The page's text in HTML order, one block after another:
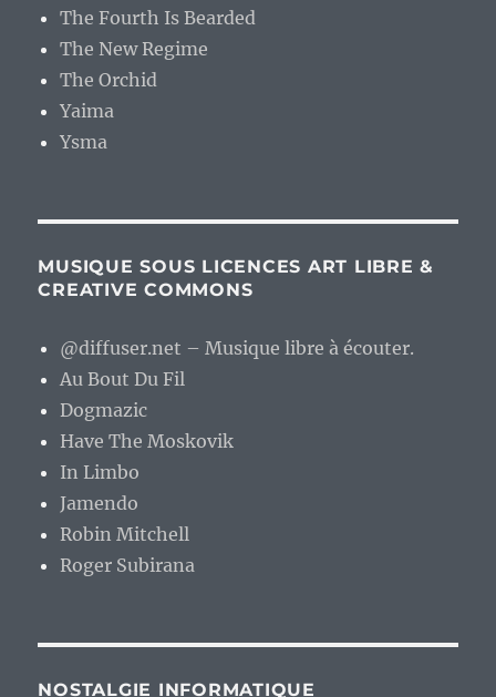
The Fourth Is Bearded
The New Regime
The Orchid
Yaima
Ysma
MUSIQUE SOUS LICENCES ART LIBRE &
CREATIVE COMMONS
@diffuser.net – Musique libre à écouter.
Au Bout Du Fil
Dogmazic
Have The Moskovik
In Limbo
Jamendo
Robin Mitchell
Roger Subirana
NOSTALGIE INFORMATIQUE